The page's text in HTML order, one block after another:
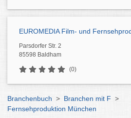
EUROMEDIA Film- und
Parsdorfer Str. 2
85598 Baldham
(0)
Branchenbuch > Branchen mit F >
Fernsehproduktion München